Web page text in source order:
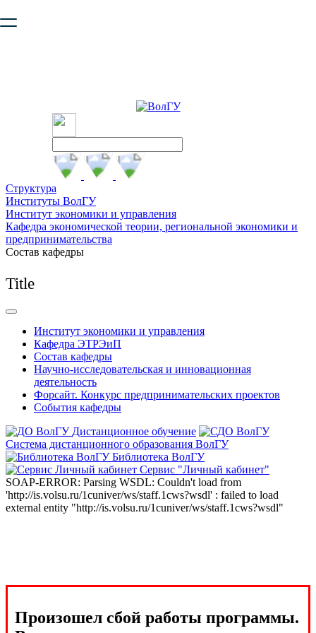
безопасную работу с сайтом. Пожалуйста
Структура
Институты ВолГУ
Институт экономики и управления
Кафедра экономической теории, региональной экономики и
предпринимательства
Состав кафедры
Title
Институт экономики и управления
Кафедра ЭТРЭиП
Состав кафедры
Научно-исследовательская и инновационная
деятельность
Форсайт. Конкурс предпринимательских проектов
События кафедры
Дистанционное обучение
Система дистанционного образования ВолГУ
Библиотека ВолГУ
Сервис "Личный кабинет"
SOAP-ERROR: Parsing WSDL: Couldn't load from
'http://is.volsu.ru/1cuniver/ws/staff.1cws?wsdl' : failed to load
external entity "http://is.volsu.ru/1cuniver/ws/staff.1cws?wsdl"
Произошел сбой работы программы.